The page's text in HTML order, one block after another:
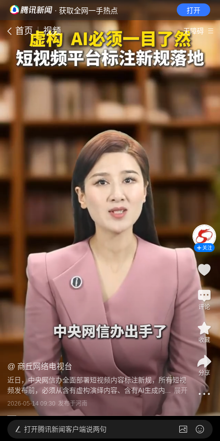
· 获取全网一手热点 打开
首页 视频 无障碍
@ 商丘网络电视台
近日，中央网信办全面部署短视频内容标注新规，所有短视
频发布前，必须从含有虚构演绎内容、含有AI生成内...
展开
2026-05-14 09:30 发布于河南
关注
评论
收藏
分享
打开腾讯新闻客户端说两句